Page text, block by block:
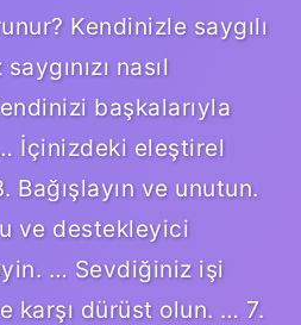
Kendinizle saygılı
nasıl
başkalarıyla
… İçinizdeki eleştirel
ve unutun.
ve destekleyici
… Sevdiğiniz işi
karşı dürüst olun. … 7.